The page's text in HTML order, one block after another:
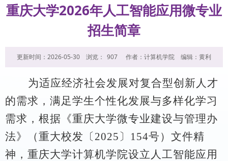
重庆大学2026年人工智能应用微专业
招生简章
更新时间：2026-05-30 浏览： 907 作者：计算机学院 编辑：黄利
为适应经济社会发展对复合型创新人才
的需求，满足学生个性化发展与多样化学习
需求，根据《重庆大学微专业建设与管理办
法》（重大校发〔 2025 〕 154号）文件精
神，重庆大学计算机学院设立人工智能应用